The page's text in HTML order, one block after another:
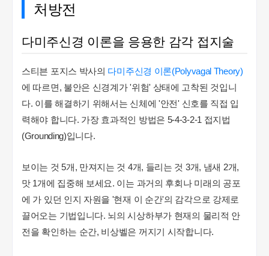
처방전
다미주신경 이론을 응용한 감각 접지술
스티븐 포지스 박사의 다미주신경 이론(Polyvagal Theory)
에 따르면, 불안은 신경계가 '위험' 상태에 고착된 것입니
다. 이를 해결하기 위해서는 신체에 '안전' 신호를 직접 입
력해야 합니다. 가장 효과적인 방법은 5-4-3-2-1 접지법
(Grounding)입니다.
보이는 것 5개, 만져지는 것 4개, 들리는 것 3개, 냄새 2개,
맛 1개에 집중해 보세요. 이는 과거의 후회나 미래의 공포
에 가 있던 인지 자원을 '현재 이 순간'의 감각으로 강제로
끌어오는 기법입니다. 뇌의 시상하부가 현재의 물리적 안
전을 확인하는 순간, 비상벨은 꺼지기 시작합니다.